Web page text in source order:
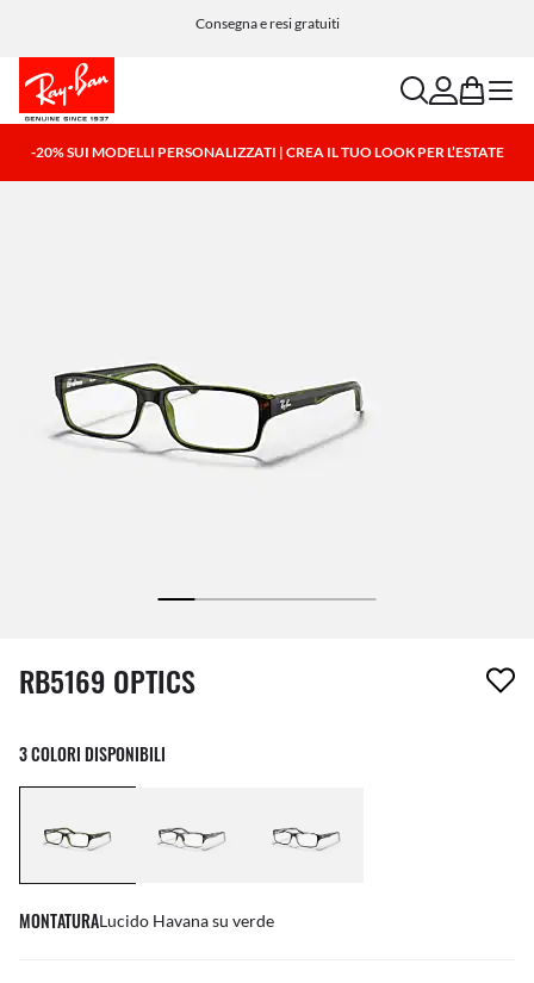
Consegna e resi gratuiti
searchaccount
bag menu
-20% SUI MODELLI PERSONALIZZATI | CREA IL TUO LOOK PER L’ESTATE
1 articolo è stato aggiunto alla tua wishlist
RB5169 OPTICS
3 COLORI DISPONIBILI
MONTATURALucido Havana su verde